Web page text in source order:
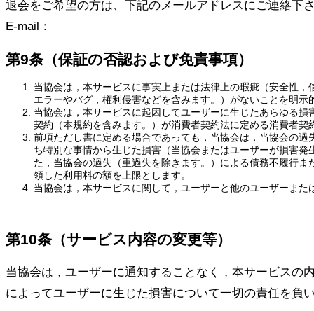
退会をご希望の方は、下記のメールアドレスにご連絡下
E-mail：
第9条（保証の否認および免責事項）
当協会は，本サービスに事実上または法律上の瑕疵（安全性
エラーやバグ，権利侵害などを含みます。）がないことを明
当協会は，本サービスに起因してユーザーに生じたあらゆる
契約（本規約を含みます。）が消費者契約法に定める消費者
前項ただし書に定める場合であっても，当協会は，当協会の
ち特別な事情から生じた損害（当協会またはユーザーが損害
た，当協会の過失（重過失を除きます。）による債務不履行
領した利用料の額を上限とします。
当協会は，本サービスに関して，ユーザーと他のユーザーま
第10条（サービス内容の変更等）
当協会は，ユーザーに通知することなく，本サービスの
によってユーザーに生じた損害について一切の責任を負